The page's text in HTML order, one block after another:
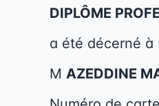
DIPLÔME
a été décerné à
M AZEDDINE